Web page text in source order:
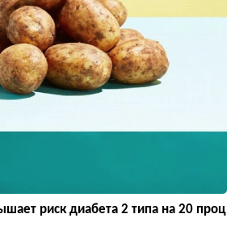
риск диабета 2 типа на 20 проц